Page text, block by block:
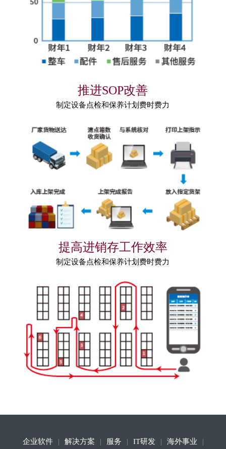
推进SOP改善
制定设备点检和保养计划费时费力
提高进销存工作效率
制定设备点检和保养计划费时费力
企业软件 解决方案 服务 IT研发 海外事业